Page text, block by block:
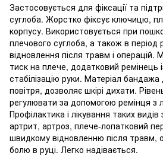
Застосовується для фіксації та
суглоба. Жорстко фіксує ключицю,
корпусу. Використовується при
плечового суглоба, а також в період
відновлення після травм і
тиск на плече, додатковий ремінець
стабілізацію руки. Матеріал
повітря, дозволяє шкірі дихати.
регулювати за допомогою ремінця з
Профілактика і лікування таких
артрит, артроз, плече-лопатковий
швидкому відновленню після травм,
болю в руці. Легко надівається.